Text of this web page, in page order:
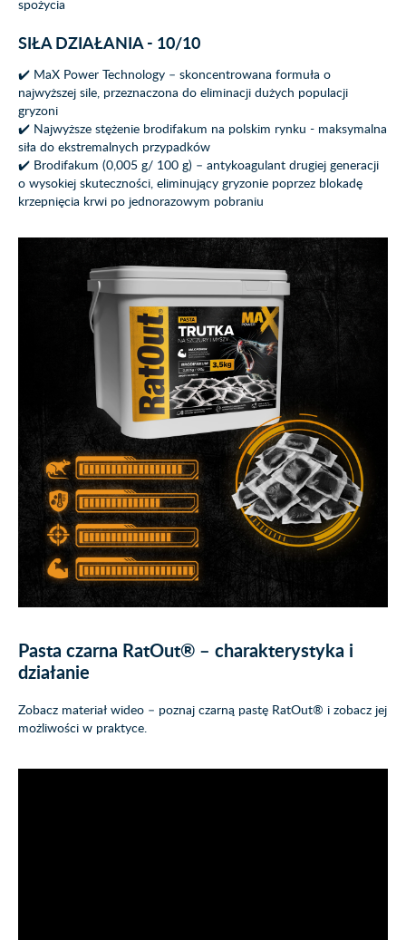
spożycia
SIŁA DZIAŁANIA - 10/10
✔️ MaX Power Technology – skoncentrowana formuła o
najwyższej sile, przeznaczona do eliminacji dużych populacji
gryzoni
✔️ Najwyższe stężenie brodifakum na polskim rynku - maksymalna
siła do ekstremalnych przypadków
✔️ Brodifakum (0,005 g/ 100 g) – antykoagulant drugiej generacji
o wysokiej skuteczności, eliminujący gryzonie poprzez blokadę
krzepnięcia krwi po jednorazowym pobraniu
Pasta czarna RatOut® – charakterystyka i
działanie
Zobacz materiał wideo – poznaj czarną pastę RatOut® i zobacz jej
możliwości w praktyce.